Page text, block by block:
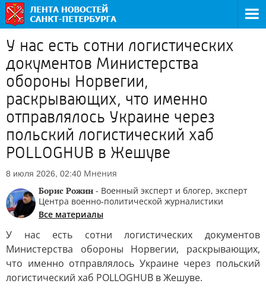
У нас есть сотни логистических
документов Министерства
обороны Норвегии,
раскрывающих, что именно
отправлялось Украине через
польский логистический хаб
POLLOGHUB в Жешуве
8 июля 2026, 02:40 Мнения
Борис Рожин - Военный эксперт и блогер, эксперт
Центра военно-политической журналистики
Все материалы
У нас есть сотни логистических документов
Министерства обороны Норвегии, раскрывающих,
что именно отправлялось Украине через польский
логистический хаб POLLOGHUB в Жешуве.